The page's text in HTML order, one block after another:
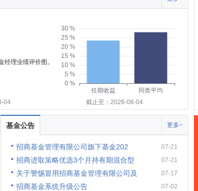
经理业绩评价图。
0 %
5 %
10 %
15 %
20 %
25 %
30 %
任期收益
同类平均
04
截止至：2026-08-04
基金公告 更多>
招商基金管理有限公司旗下基金202 07-21
招商进取策略优选3个月持有期混合型 07-21
关于警惕冒用招商基金管理有限公司及 07-17
招商基金系统升级公告 07-02